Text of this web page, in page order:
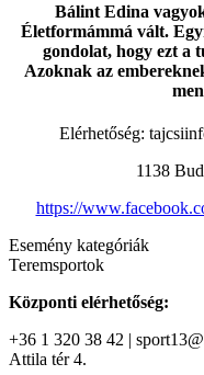
Bálint Edina
Életformámmá vált.
gondolat, hogy ezt a
Azoknak az
Elérhetőség:
1138
https://
Esemény kategóriák
Teremsportok
Központi elérhetőség:
+36 1 320 38 42 |
Attila tér 4.